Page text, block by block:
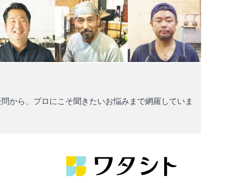
から、プロにこそ聞きたいお悩みまで網羅していま